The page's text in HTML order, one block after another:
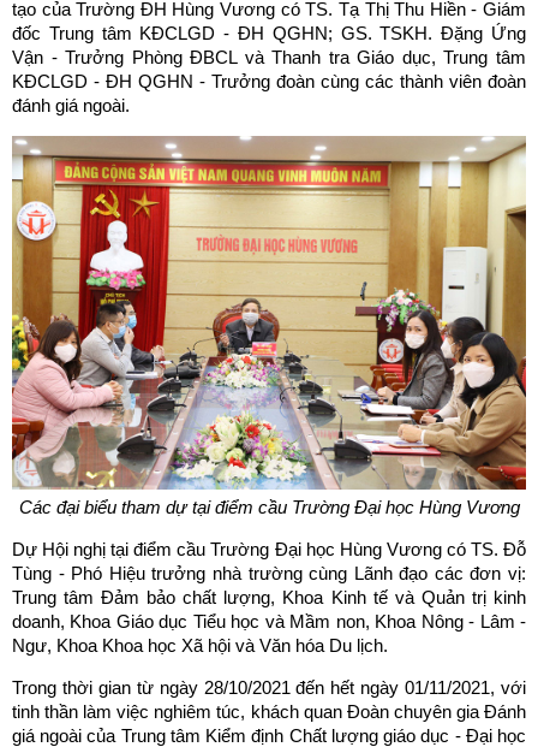
tạo của Trường ĐH Hùng Vương có TS. Tạ Thị Thu Hiền - Giám
đốc Trung tâm KĐCLGD - ĐH QGHN; GS. TSKH. Đặng Ứng
Vận - Trưởng Phòng ĐBCL và Thanh tra Giáo dục, Trung tâm
KĐCLGD - ĐH QGHN - Trưởng đoàn cùng các thành viên đoàn
đánh giá ngoài.
Các đại biểu tham dự tại điểm cầu Trường Đại học Hùng Vương
Dự Hội nghị tại điểm cầu Trường Đại học Hùng Vương có TS. Đỗ
Tùng - Phó Hiệu trưởng nhà trường cùng Lãnh đạo các đơn vị:
Trung tâm Đảm bảo chất lượng, Khoa Kinh tế và Quản trị kinh
doanh, Khoa Giáo dục Tiểu học và Mầm non, Khoa Nông - Lâm -
Ngư, Khoa Khoa học Xã hội và Văn hóa Du lịch.
Trong thời gian từ ngày 28/10/2021 đến hết ngày 01/11/2021, với
tinh thần làm việc nghiêm túc, khách quan Đoàn chuyên gia Đánh
giá ngoài của Trung tâm Kiểm định Chất lượng giáo dục - Đại học